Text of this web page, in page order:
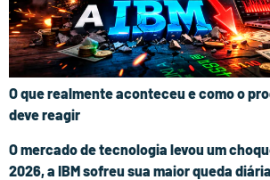
O que realmente aconteceu e como o
deve reagir
O mercado de tecnologia levou um
2026, a IBM sofreu sua maior queda